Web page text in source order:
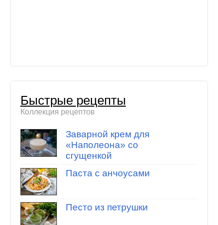
Быстрые рецепты
Коллекция рецептов
Заварной крем для
«Наполеона» со
сгущенкой
Паста с анчоусами
Песто из петрушки